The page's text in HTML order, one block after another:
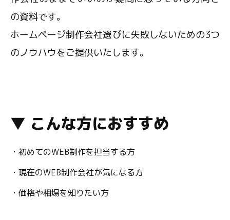
の資料です。
ホームページ制作会社選びに失敗しないための3つ
のノウハウをご提供いたします。
▼ こんな方におすすめ
・初めてのWEB制作を担当する方
・現在のWEB制作会社が気になる方
・価格や相場を知りたい方